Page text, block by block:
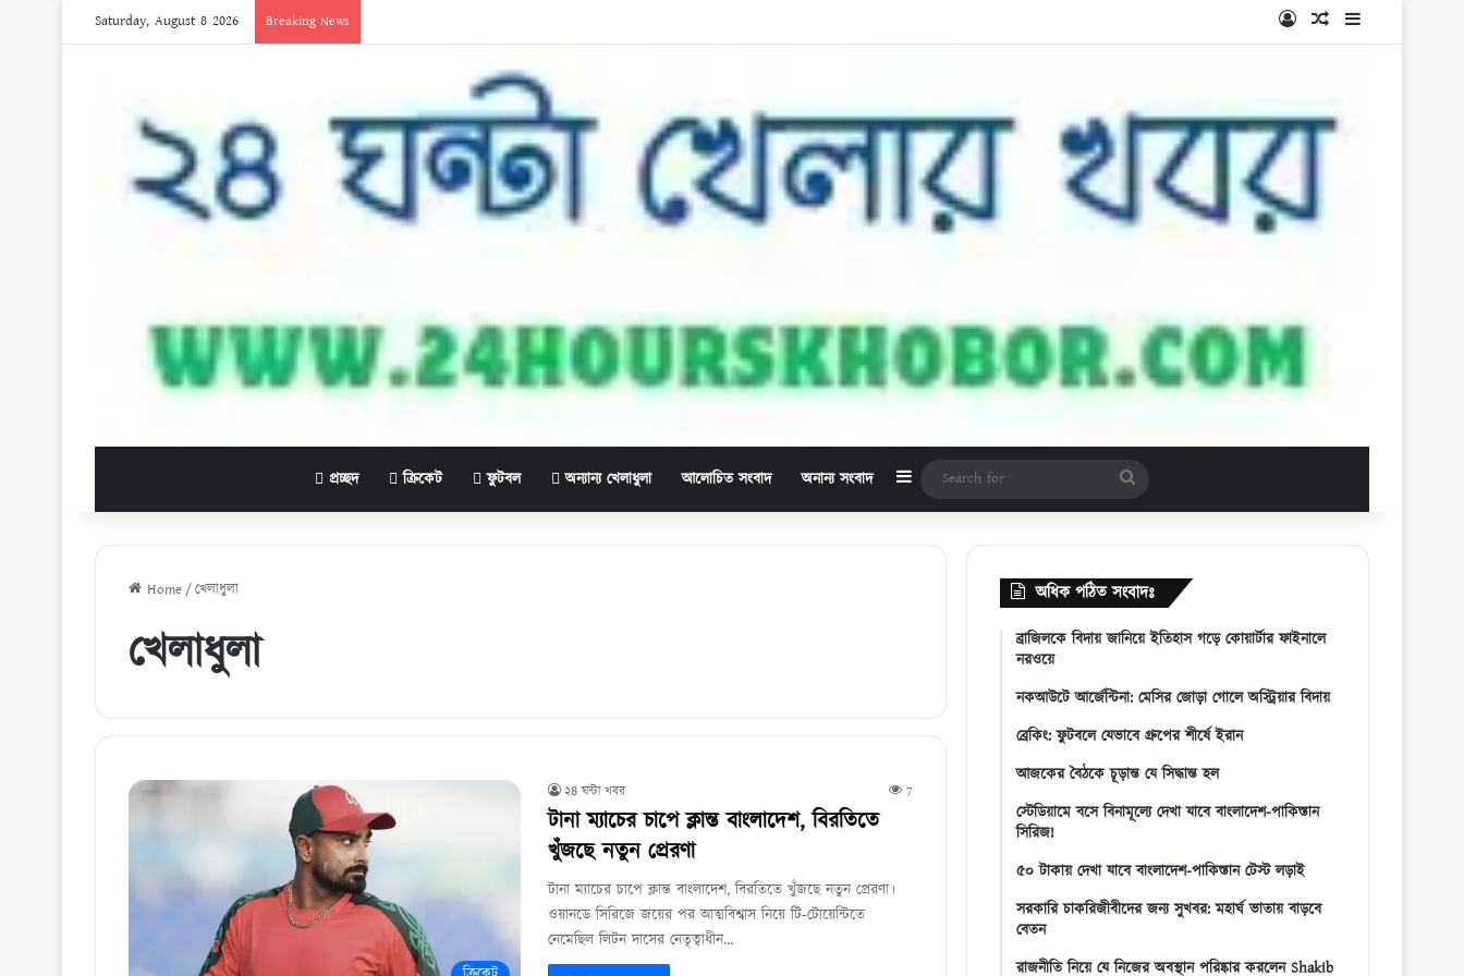
Saturday, August 8 2026 Breaking News Log InRandom Article
Sidebar
প্রচ্ছদ ক্রিকেট ফুটবল অন্যান্য খেলাধুলা আলোচিত সংবাদ অনান্য সংবাদ Sidebar
Search
for
Home/খেলাধুলা
খেলাধুলা
২৪ ঘন্টা খবর 7
টানা ম্যাচের চাপে ক্লান্ত বাংলাদেশ, বিরতিতে
খুঁজছে নতুন প্রেরণা
টানা ম্যাচের চাপে ক্লান্ত বাংলাদেশ, বিরতিতে খুঁজছে নতুন প্রেরণা।
ওয়ানডে সিরিজে জয়ের পর আত্মবিশ্বাস নিয়ে টি-টোয়েন্টিতে
নেমেছিল লিটন দাসের নেতৃত্বাধীন…
অধিক পঠিত সংবাদঃ
ব্রাজিলকে বিদায় জানিয়ে ইতিহাস গড়ে কোয়ার্টার ফাইনালে
নরওয়ে
নকআউটে আর্জেন্টিনা: মেসির জোড়া গোলে অস্ট্রিয়ার বিদায়
ব্রেকিং: ফুটবলে যেভাবে গ্রুপের শীর্ষে ইরান
আজকের বৈঠকে চূড়ান্ত যে সিদ্ধান্ত হল
স্টেডিয়ামে বসে বিনামূল্যে দেখা যাবে বাংলাদেশ-পাকিস্তান
সিরিজ!
৫০ টাকায় দেখা যাবে বাংলাদেশ-পাকিস্তান টেস্ট লড়াই
সরকারি চাকরিজীবীদের জন্য সুখবর: মহার্ঘ ভাতায় বাড়বে
বেতন
রাজনীতি নিয়ে যে নিজের অবস্থান পরিষ্কার করলেন Shakib